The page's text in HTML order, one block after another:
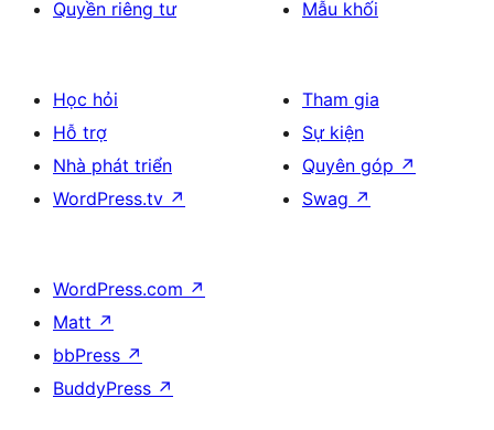
Quyền riêng tư
Mẫu khối
Học hỏi
Hỗ trợ
Nhà phát triển
WordPress.tv ↗
Tham gia
Sự kiện
Quyên góp ↗
Swag ↗
WordPress.com ↗
Matt ↗
bbPress ↗
BuddyPress ↗